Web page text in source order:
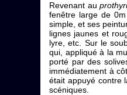
Revenant au
fenêtre large de
simple, et ses
lignes jaunes et
lyre, etc. Sur le
qui, appliqué à la
porté par des
immédiatement à
était appuyé contre
scéniques.